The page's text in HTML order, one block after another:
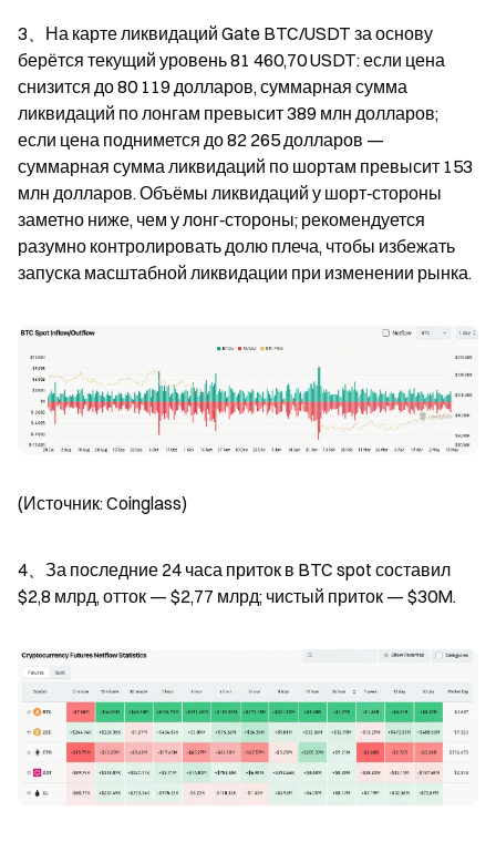
3、На карте ликвидаций Gate BTC/USDT за основу
берётся текущий уровень 81 460,70 USDT: если цена
снизится до 80 119 долларов, суммарная сумма
ликвидаций по лонгам превысит 389 млн долларов;
если цена поднимется до 82 265 долларов —
суммарная сумма ликвидаций по шортам превысит 153
млн долларов. Объёмы ликвидаций у шорт‑стороны
заметно ниже, чем у лонг‑стороны; рекомендуется
разумно контролировать долю плеча, чтобы избежать
запуска масштабной ликвидации при изменении рынка.
(Источник: Coinglass)
4、За последние 24 часа приток в BTC spot составил
$2,8 млрд, отток — $2,77 млрд; чистый приток — $30M.